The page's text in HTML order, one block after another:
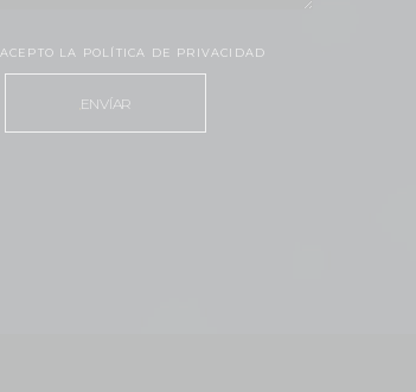
ACEPTO LA POLÍTICA DE PRIVACIDAD
ENVÍAR